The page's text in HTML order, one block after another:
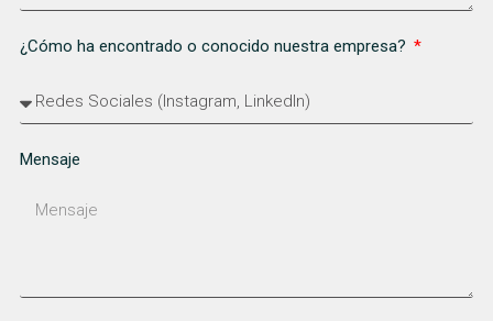
¿Cómo ha encontrado o conocido nuestra empresa?
Mensaje